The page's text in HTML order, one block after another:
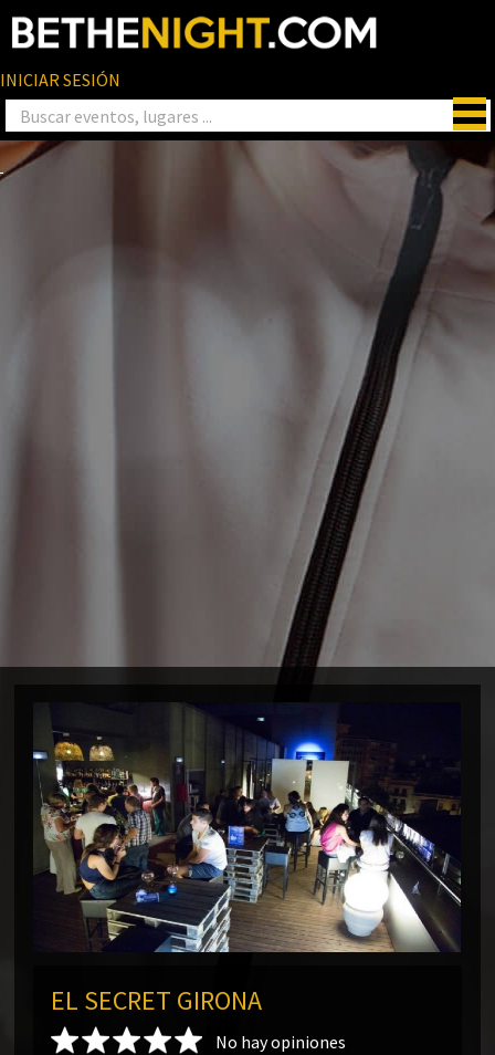
INICIAR SESIÓN
EL SECRET GIRONA
No hay opiniones